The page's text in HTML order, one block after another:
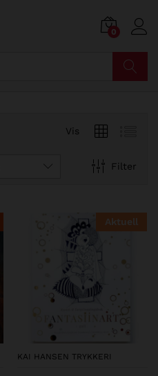
0
Vis
Filter
Aktuell
KAI HANSEN TRYKKERI